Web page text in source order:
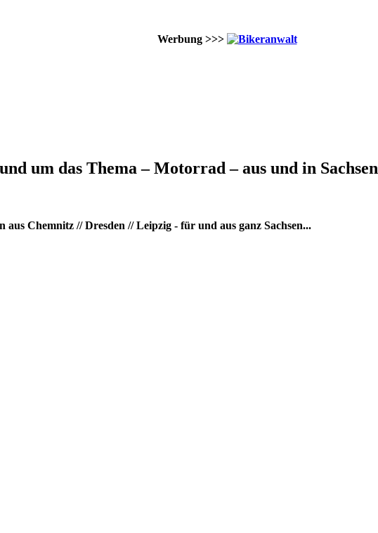
Werbung >>>
um das Thema – Motorrad – aus und in Sachsen
Chemnitz // Dresden // Leipzig - für und aus ganz Sachsen...